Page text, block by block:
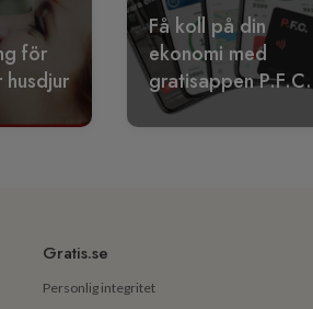
för
Få koll på din
ekonomi med
gratisappen P.F.C.
Gratis.se
Personlig integritet